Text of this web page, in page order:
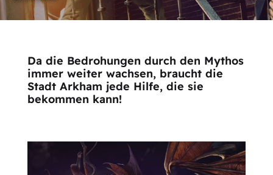
Da die Bedrohungen durch den Mythos
immer weiter wachsen, braucht die
Stadt Arkham jede Hilfe, die sie
bekommen kann!